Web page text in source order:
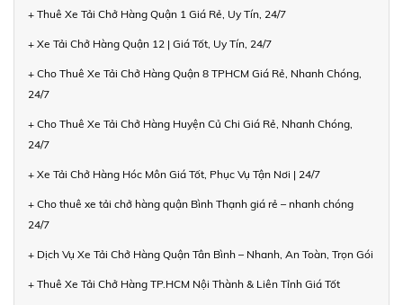
+ Thuê Xe Tải Chở Hàng Quận 1 Giá Rẻ, Uy Tín, 24/7
+ Xe Tải Chở Hàng Quận 12 | Giá Tốt, Uy Tín, 24/7
+ Cho Thuê Xe Tải Chở Hàng Quận 8 TPHCM Giá Rẻ, Nhanh Chóng,
24/7
+ Cho Thuê Xe Tải Chở Hàng Huyện Củ Chi Giá Rẻ, Nhanh Chóng,
24/7
+ Xe Tải Chở Hàng Hóc Môn Giá Tốt, Phục Vụ Tận Nơi | 24/7
+ Cho thuê xe tải chở hàng quận Bình Thạnh giá rẻ – nhanh chóng
24/7
+ Dịch Vụ Xe Tải Chở Hàng Quận Tân Bình – Nhanh, An Toàn, Trọn Gói
+ Thuê Xe Tải Chở Hàng TP.HCM Nội Thành & Liên Tỉnh Giá Tốt